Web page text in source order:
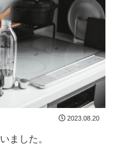
2023.08.20
ました。